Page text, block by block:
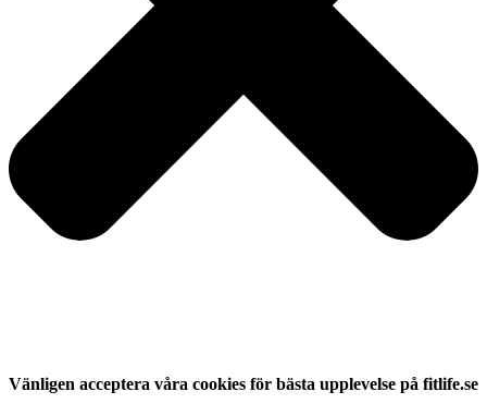
Vänligen acceptera våra cookies för bästa upplevelse på fitlife.se